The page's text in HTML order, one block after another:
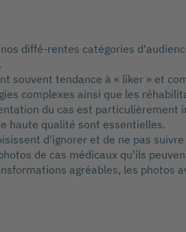
diffé-rentes catégories
souvent tendance à « liker » et
complexes ainsi que les
du cas est particulièrement
haute qualité sont essentielles.
d'ignorer et de ne pas
de cas médicaux qu'ils
agréables, les photos